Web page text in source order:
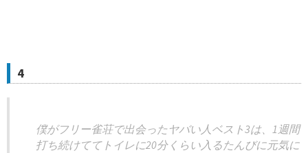
4
僕がフリー雀荘で出会ったヤバい人ベスト3は、1週間
打ち続けててトイレに20分くらい入るたんびに元気に